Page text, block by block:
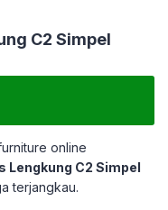
C2 Simpel
online
Lengkung C2 Simpel
terjangkau.